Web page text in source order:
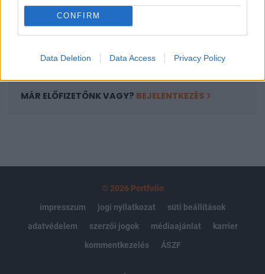
CONFIRM
Data Deletion Data Access Privacy Policy
Kötéslisták: BÉT elmúlt 2 év napon belüli
MÁR ELŐFIZETŐNK VAGY? BEJELENTKEZÉS
© 2026 Portfolio
impresszum
jogi nyilatkozat
süti beállítások
adatvédelem
szerzői jogok médiaajánlat
karrier
kommentkezelés
ÁSZF